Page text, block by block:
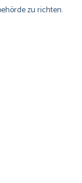
zu richten.